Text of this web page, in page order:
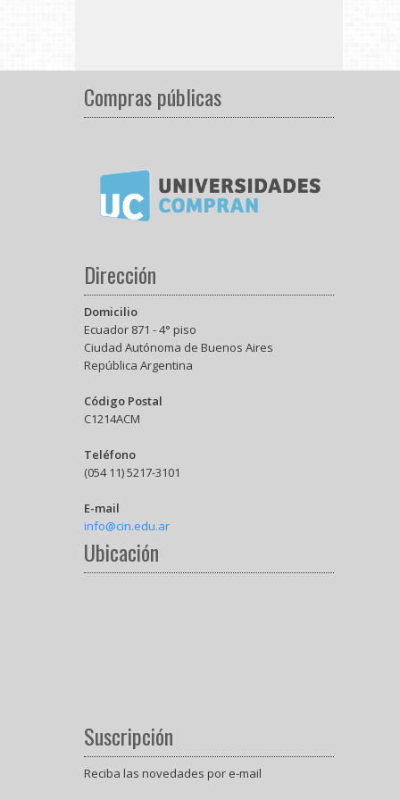
Compras públicas
Dirección
Domicilio
Ecuador 871 - 4° piso
Ciudad Autónoma de Buenos Aires
República Argentina
Código Postal
C1214ACM
Teléfono
(054 11) 5217-3101
E-mail
info@cin.edu.ar
Ubicación
Suscripción
Reciba las novedades por e-mail